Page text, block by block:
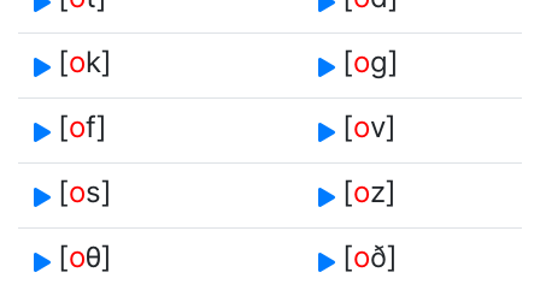
[ok] [og]
[of] [ov]
[os] [oz]
[oθ] [oð]